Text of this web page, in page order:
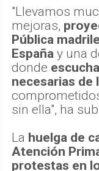
"Llevamos
mejoras,
Pública
España y una
donde
necesarias de
sin ella", ha
La huelga de
Atención
protestas en